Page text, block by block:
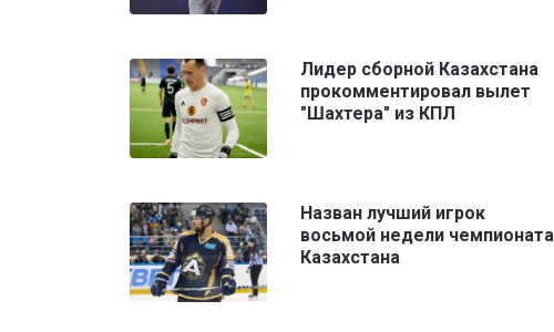
Лидер сборной Казахстана
прокомментировал вылет
"Шахтера" из КПЛ
Назван лучший игрок
восьмой недели чемпионата
Казахстана